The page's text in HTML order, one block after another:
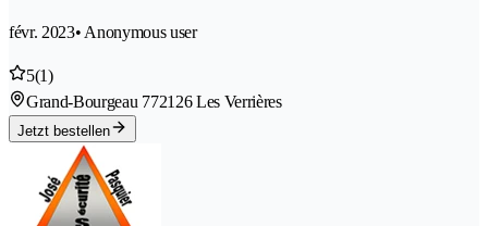
févr. 2023• Anonymous user
5(1)
Grand-Bourgeau 772126 Les Verrières
Jetzt bestellen